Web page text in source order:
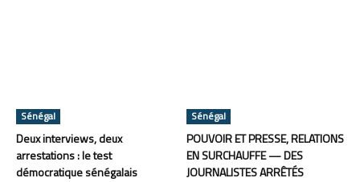
Sénégal
Deux interviews, deux
arrestations : le test
démocratique sénégalais
Sénégal
POUVOIR ET PRESSE, RELATIONS
EN SURCHAUFFE — DES
JOURNALISTES ARRÊTÉS